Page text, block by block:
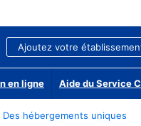
Ajoutez votre
en ligne Aide du Service
Des hébergements uniques